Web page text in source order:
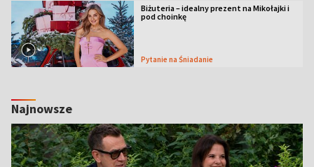
Biżuteria – idealny prezent na Mikołajki i
pod choinkę
Pytanie na Śniadanie
Najnowsze